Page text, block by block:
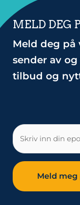
MELD DEG
Meld deg på
sender av
tilbud og
E-
post